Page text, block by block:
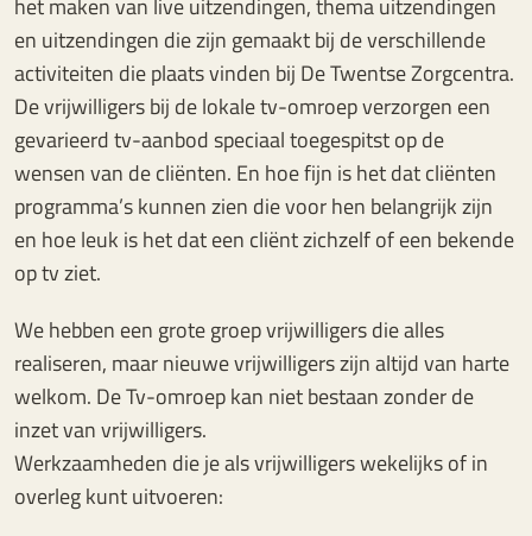
het maken van live uitzendingen, thema uitzendingen
en uitzendingen die zijn gemaakt bij de verschillende
activiteiten die plaats vinden bij De Twentse Zorgcentra.
De vrijwilligers bij de lokale tv-omroep verzorgen een
gevarieerd tv-aanbod speciaal toegespitst op de
wensen van de cliënten. En hoe fijn is het dat cliënten
programma’s kunnen zien die voor hen belangrijk zijn
en hoe leuk is het dat een cliënt zichzelf of een bekende
op tv ziet.
We hebben een grote groep vrijwilligers die alles
realiseren, maar nieuwe vrijwilligers zijn altijd van harte
welkom. De Tv-omroep kan niet bestaan zonder de
inzet van vrijwilligers.
Werkzaamheden die je als vrijwilligers wekelijks of in
overleg kunt uitvoeren: